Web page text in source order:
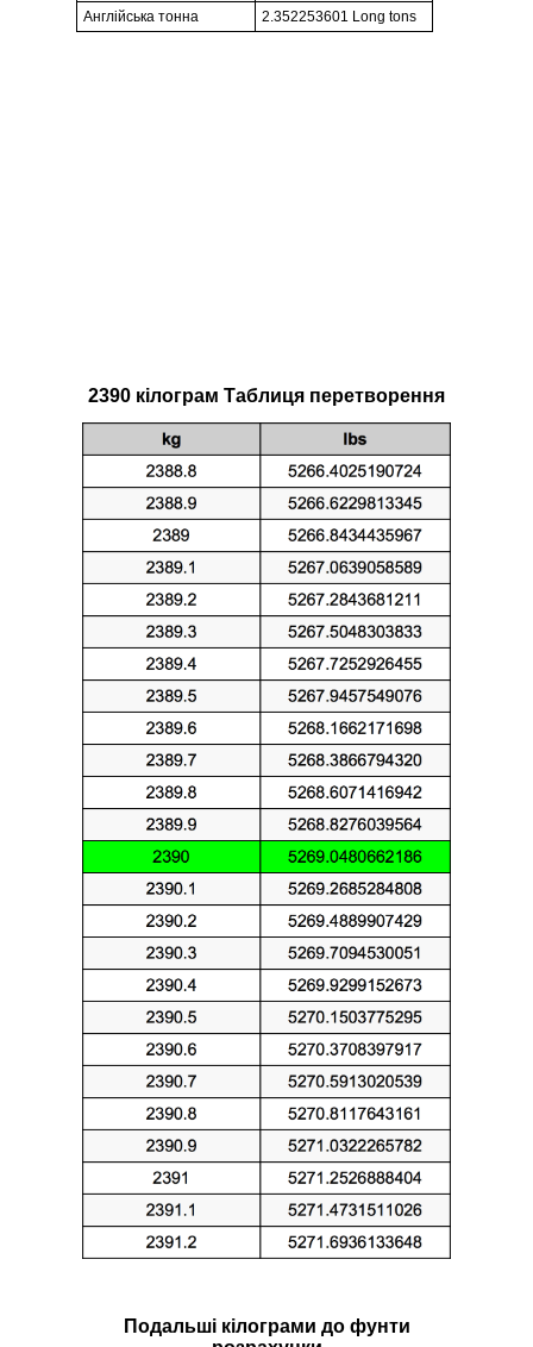
Англійська тонна
2.352253601 Long tons
2390 кілограм Таблиця перетворення
Подальші кілограми до фунти